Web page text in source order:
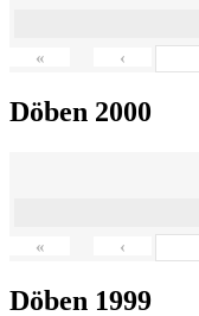
« ‹
Döben 2000
« ‹
Döben 1999